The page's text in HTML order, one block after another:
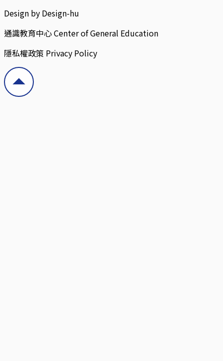
Design by Design-hu
通識教育中心 Center of General Education
隱私權政策 Privacy Policy